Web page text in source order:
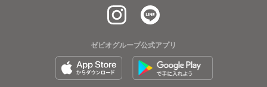
ゼビオグループ公式アプリ